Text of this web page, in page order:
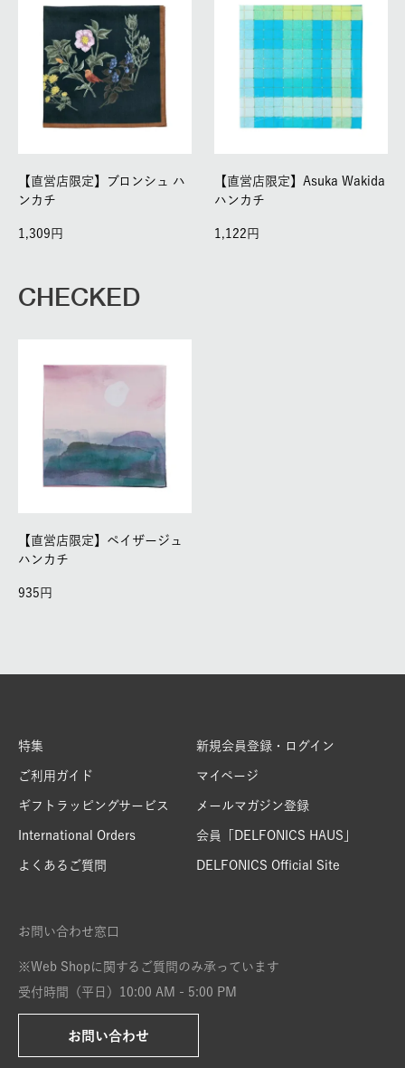
【直営店限定】ブロンシュ ハ
ンカチ
1,309
【直営店限定】Asuka Wakida
ハンカチ
1,122
CHECKED
【直営店限定】ペイザージュ
ハンカチ
935
特集
ご利用ガイド
ギフトラッピングサービス
International Orders
よくあるご質問
新規会員登録・ログイン
マイページ
メールマガジン登録
会員「DELFONICS HAUS」
DELFONICS Official Site
お問い合わせ窓口
※Web Shopに関するご質問のみ承っています
受付時間（平日）10:00 AM - 5:00 PM
お問い合わせ